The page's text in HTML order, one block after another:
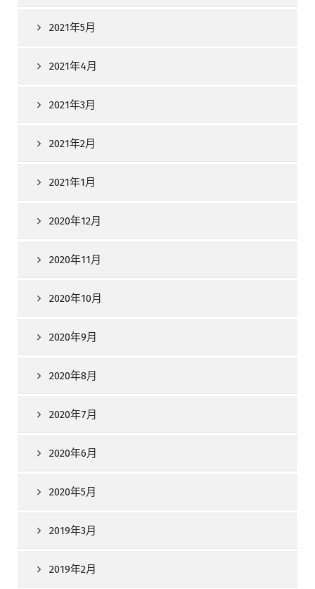
2021年5月
2021年4月
2021年3月
2021年2月
2021年1月
2020年12月
2020年11月
2020年10月
2020年9月
2020年8月
2020年7月
2020年6月
2020年5月
2019年3月
2019年2月